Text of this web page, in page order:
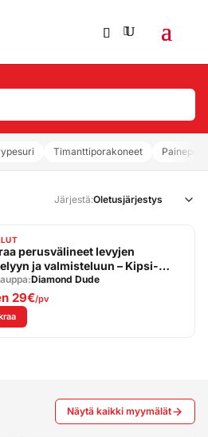
Timanttiporakoneet
Järjestä:
perusvälineet levyjen
ja valmisteluun – Kipsi-
pakettiDiamond Dude
29€/pv
: Vuokraa perusvälineet levyjen käsittelyyn
Näytä kaikki myymälät